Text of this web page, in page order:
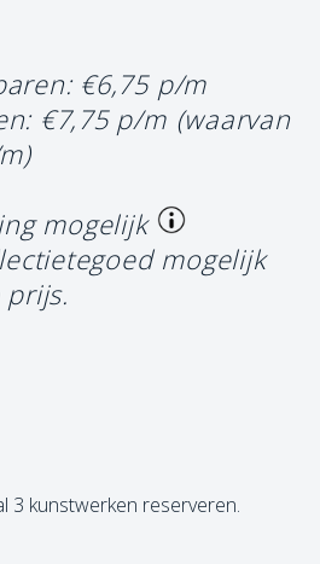
€6,75 p/m
€7,75 p/m (waarvan
mogelijk
mogelijk
3 kunstwerken reserveren.